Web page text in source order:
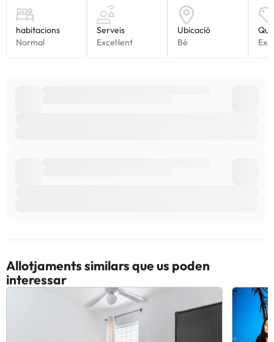
Allotjaments similars que us poden
interessar